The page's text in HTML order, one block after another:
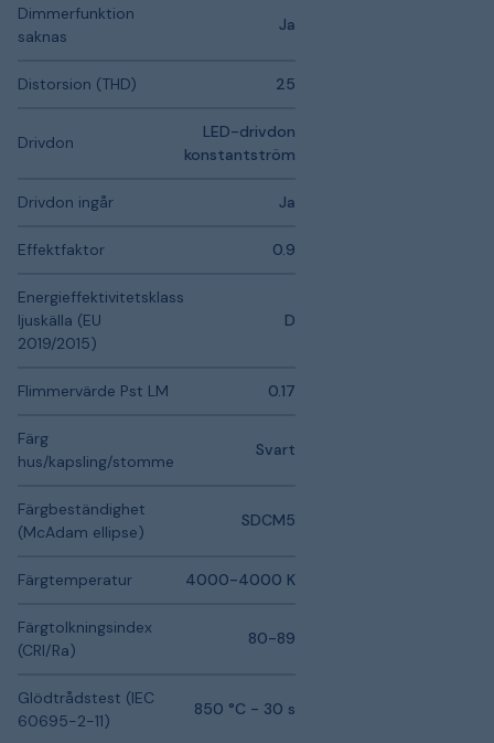
Dimmerfunktion
saknas
Ja
Distorsion (THD) 25
Drivdon
LED-drivdon
konstantström
Drivdon ingår Ja
Effektfaktor 0.9
Energieffektivitetsklass
ljuskälla (EU
2019/2015)
D
Flimmervärde Pst LM 0.17
Färg
hus/kapsling/stomme
Svart
Färgbeständighet
(McAdam ellipse)
SDCM5
Färgtemperatur 4000-4000 K
Färgtolkningsindex
(CRI/Ra)
80-89
Glödtrådstest (IEC
60695-2-11)
850 °C - 30 s